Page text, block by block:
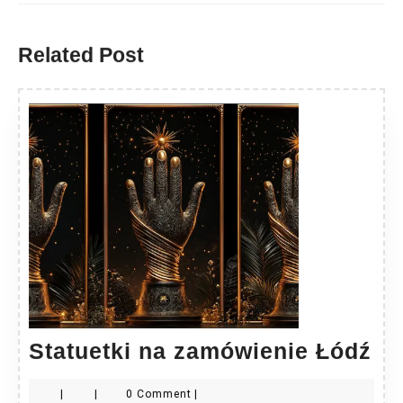
Related Post
Statuetki na zamówienie Łódź
na
0 Comment